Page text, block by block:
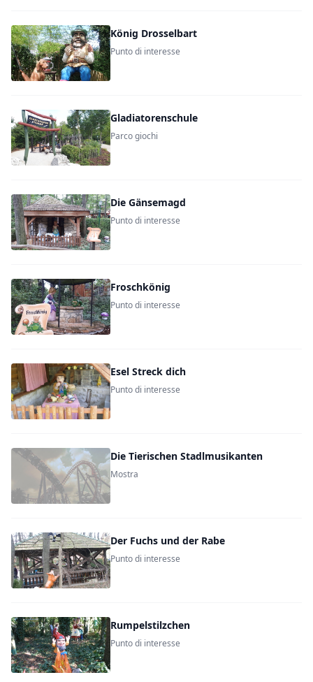
König Drosselbart
Punto di interesse
Gladiatorenschule
Parco giochi
Die Gänsemagd
Punto di interesse
Froschkönig
Punto di interesse
Esel Streck dich
Punto di interesse
Die Tierischen Stadlmusikanten
Mostra
Der Fuchs und der Rabe
Punto di interesse
Rumpelstilzchen
Punto di interesse